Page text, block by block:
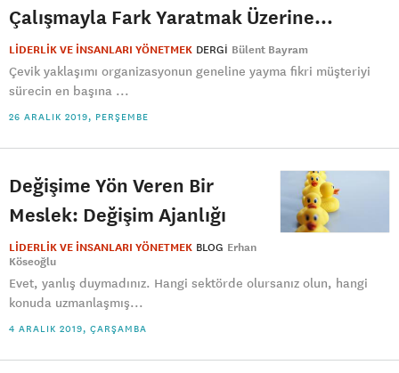
Çalışmayla Fark Yaratmak Üzerine…
LİDERLİK VE İNSANLARI YÖNETMEK DERGI Bülent Bayram
Çevik yaklaşımı organizasyonun geneline yayma fikri müşteriyi
sürecin en başına ...
26 ARALIK 2019, PERŞEMBE
Değişime Yön Veren Bir
Meslek: Değişim Ajanlığı
LİDERLİK VE İNSANLARI YÖNETMEK BLOG Erhan
Köseoğlu
Evet, yanlış duymadınız. Hangi sektörde olursanız olun, hangi
konuda uzmanlaşmış...
4 ARALIK 2019, ÇARŞAMBA